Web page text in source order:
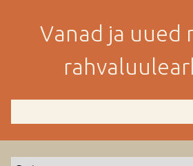
i
Vanad ja uued